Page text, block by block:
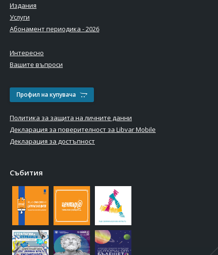
Издания
Услуги
Абонамент периодика - 2026
Интересно
Вашите въпроси
Профил на купувача
Политика за защита на личните данни
Декларация за поверителност за Libvar Mobile
Декларация за достъпност
Събития